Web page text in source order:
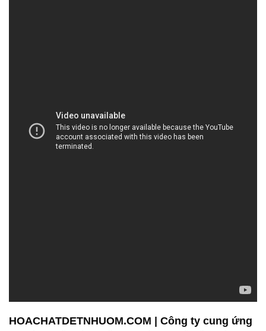
HOACHATDETNHUOM.COM | Công ty cung ứng